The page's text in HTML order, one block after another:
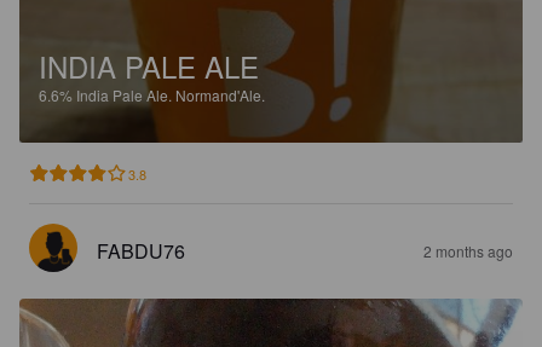
INDIA PALE ALE
6.6% India Pale Ale. Normand'Ale.
3.8
FABDU76 2 months ago